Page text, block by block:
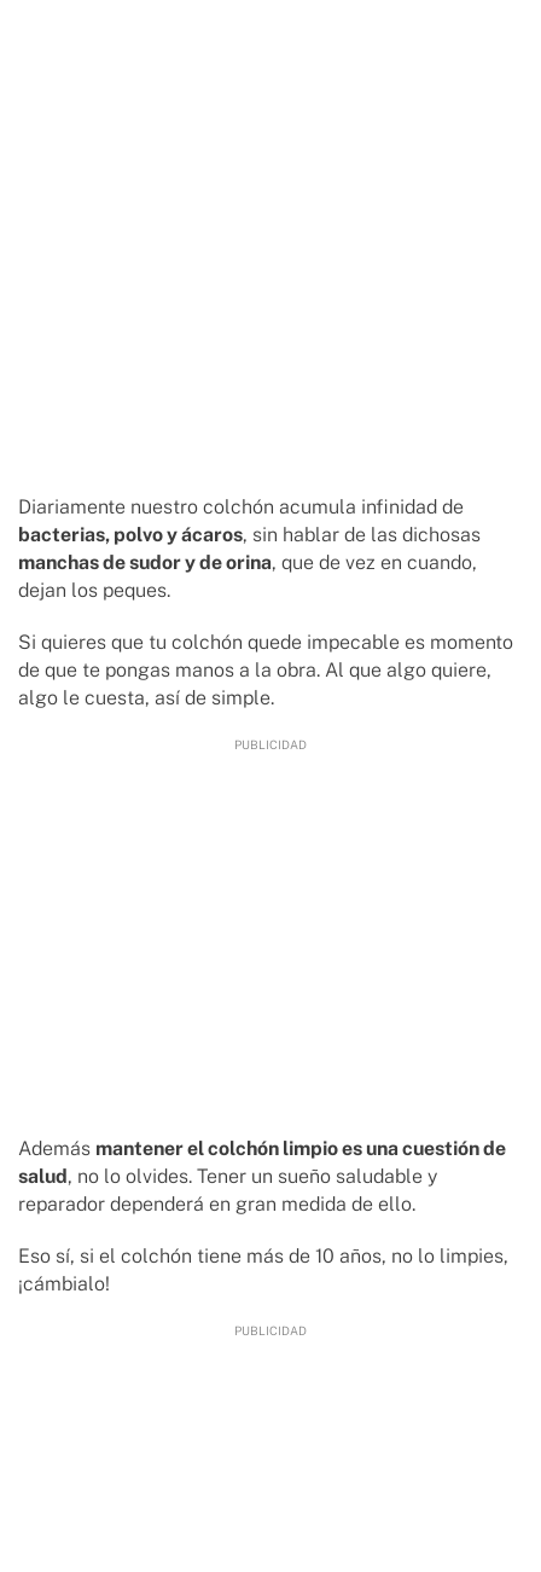
Diariamente nuestro colchón acumula infinidad de
bacterias, polvo y ácaros, sin hablar de las dichosas
manchas de sudor y de orina, que de vez en cuando,
dejan los peques.
Si quieres que tu colchón quede impecable es momento
de que te pongas manos a la obra. Al que algo quiere,
algo le cuesta, así de simple.
Además mantener el colchón limpio es una cuestión de
salud, no lo olvides. Tener un sueño saludable y
reparador dependerá en gran medida de ello.
Eso sí, si el colchón tiene más de 10 años, no lo limpies,
¡cámbialo!